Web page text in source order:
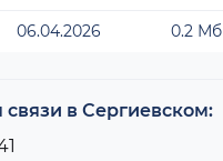
06.04.2026 0.2 Мб
связи в Сергиевском: